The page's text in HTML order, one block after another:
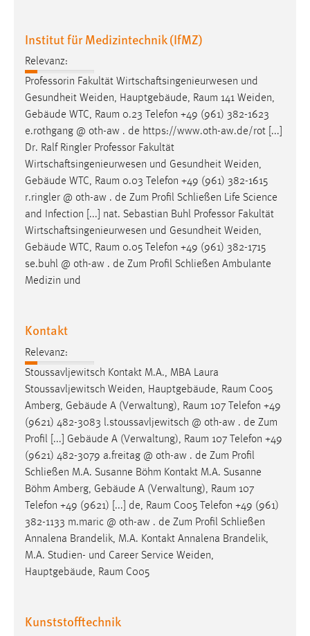
Institut für Medizintechnik (IfMZ)
Relevanz:
Professorin Fakultät Wirtschaftsingenieurwesen und
Gesundheit Weiden, Hauptgebäude, Raum 141 Weiden,
Gebäude WTC, Raum 0.23 Telefon +49 (961) 382-1623
e.rothgang @ oth-aw . de https://www.oth-aw.de/rot [...]
Dr. Ralf Ringler Professor Fakultät
Wirtschaftsingenieurwesen und Gesundheit Weiden,
Gebäude WTC, Raum 0.03 Telefon +49 (961) 382-1615
r.ringler @ oth-aw . de Zum Profil Schließen Life Science
and Infection [...] nat. Sebastian Buhl Professor Fakultät
Wirtschaftsingenieurwesen und Gesundheit Weiden,
Gebäude WTC, Raum 0.05 Telefon +49 (961) 382-1715
se.buhl @ oth-aw . de Zum Profil Schließen Ambulante
Medizin und
Kontakt
Relevanz:
Stoussavljewitsch Kontakt M.A., MBA Laura
Stoussavljewitsch Weiden, Hauptgebäude, Raum C005
Amberg, Gebäude A (Verwaltung), Raum 107 Telefon +49
(9621) 482-3083 l.stoussavljewitsch @ oth-aw . de Zum
Profil [...] Gebäude A (Verwaltung), Raum 107 Telefon +49
(9621) 482-3079 a.freitag @ oth-aw . de Zum Profil
Schließen M.A. Susanne Böhm Kontakt M.A. Susanne
Böhm Amberg, Gebäude A (Verwaltung), Raum 107
Telefon +49 (9621) [...] de, Raum C005 Telefon +49 (961)
382-1133 m.maric @ oth-aw . de Zum Profil Schließen
Annalena Brandelik, M.A. Kontakt Annalena Brandelik,
M.A. Studien- und Career Service Weiden,
Hauptgebäude, Raum C005
Kunststofftechnik